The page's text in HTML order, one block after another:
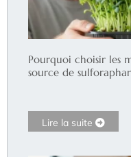
Pourquoi choisir les
source de
Lire la suite